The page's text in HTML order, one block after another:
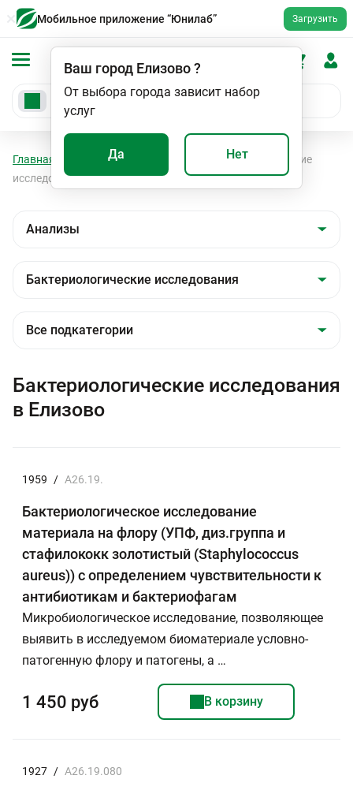
Мобильное приложение “Юнилаб” Загрузить
Ваш город Елизово?
От выбора города зависит набор
услуг
Да Нет
Главная Анализы
Бактериологические
исследования
Бактериологические исследования
в Елизово
1959 / А26.19.
Бактериологическое исследование
материала на флору (УПФ, диз.группа и
стафилококк золотистый (Staphylococcus
aureus)) с определением чувствительности к
антибиотикам и бактериофагам
Микробиологическое исследование, позволяющее
выявить в исследуемом биоматериале условно-
патогенную флору и патогены, а …
1 450 руб В корзину
1927 / A26.19.080